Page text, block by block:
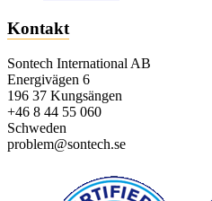
Kontakt
Sontech International AB
Energivägen 6
196 37 Kungsängen
+46 8 44 55 060
Schweden
problem@sontech.se